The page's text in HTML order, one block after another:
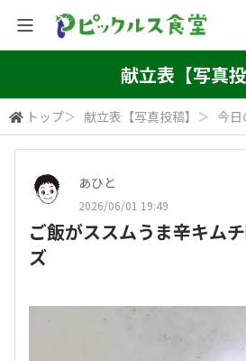
献立表【写真投
トップ＞ 献立表【写真投稿】 ＞ 今
あひと
2026/06/01 19:49
ご飯がススムうま辛キム
ズ